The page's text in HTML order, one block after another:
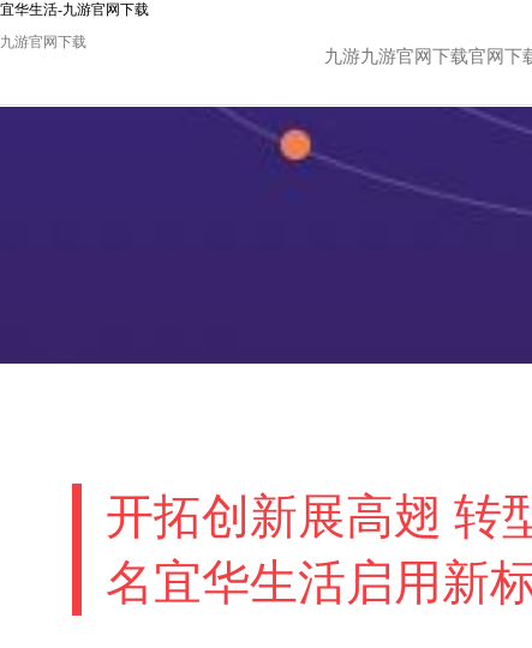
宜华生活-九游官网下载
九游官网下载
九游九游官网下载官网下
开拓创新展高翅
名宜华生活启用新